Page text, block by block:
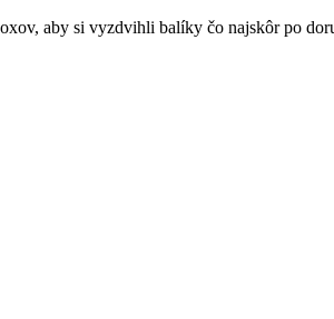
aby si vyzdvihli balíky čo najskôr po